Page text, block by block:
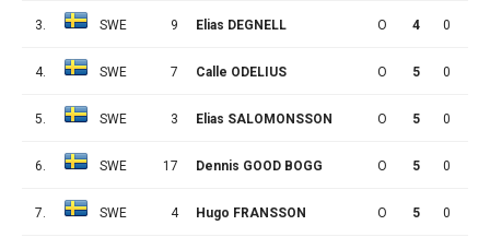
3. SWE 9 Elias DEGNELL O 4 0
4. SWE 7 Calle ODELIUS O 5 0
5. SWE 3 Elias SALOMONSSON O 5 0
6. SWE 17 Dennis GOOD BOGG O 5 0
7. SWE 4 Hugo FRANSSON O 5 0